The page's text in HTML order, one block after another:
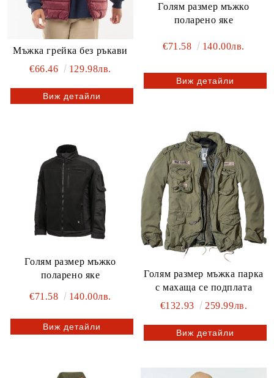
Мъжка грейка без ръкави
€66.46
129.98лв.
Виж детайли
Голям размер мъжко
поларено яке
€71.58 140.00лв.
Виж детайли
Голям размер мъжко
поларено яке
€71.58 140.00лв.
Виж детайли
Голям размер мъжка парка
с махаща се подплата
€132.93
259.99лв.
Виж детайли